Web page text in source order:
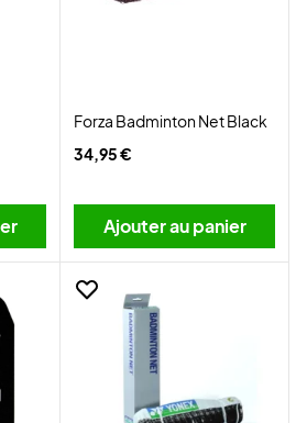
Forza Badminton Net Black
34,95 €
Ajouter au panier